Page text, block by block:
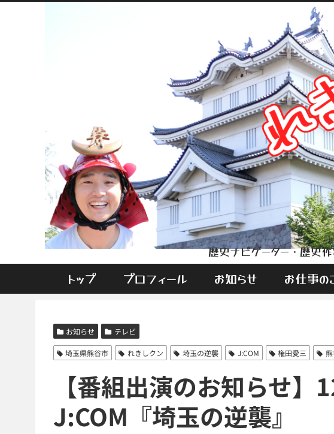
歴史ナビゲーター・歴史
トップ プロフィール お知らせ お仕事の
お知らせ テレビ
埼玉県熊谷市 れきしクン 埼玉の逆襲 J:COM 権田愛三
【番組出演のお知らせ
J:COM『埼玉の逆襲』